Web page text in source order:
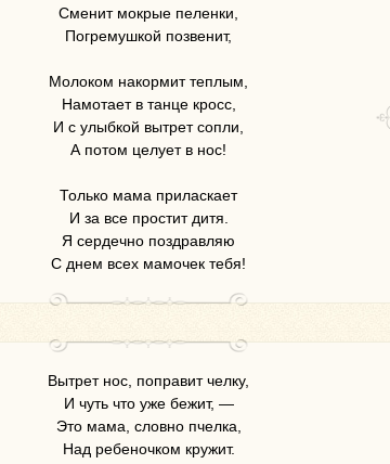
Сменит мокрые пеленки,
Погремушкой позвенит,
Молоком накормит теплым,
Намотает в танце кросс,
И с улыбкой вытрет сопли,
А потом целует в нос!
Только мама приласкает
И за все простит дитя.
Я сердечно поздравляю
С днем всех мамочек тебя!
Вытрет нос, поправит челку,
И чуть что уже бежит, —
Это мама, словно пчелка,
Над ребеночком кружит.